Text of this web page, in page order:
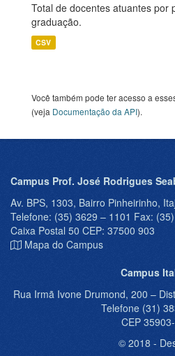
Total de docentes atuantes por
graduação.
CSV
Você também pode ter acesso a
(veja Documentação da API).
Campus Prof. José Rodrigues
Av. BPS, 1303, Bairro Pinheirinho,
Telefone: (35) 3629 – 1101 Fax:
Caixa Postal 50 CEP: 37500 903
Mapa do Campus
Campus
Rua Irmã Ivone Drumond, 200 –
Telefone (31)
CEP
© 2018 -